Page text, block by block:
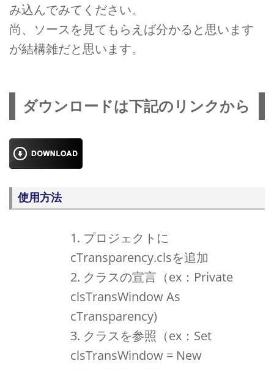
み込んでみてください。
尚、ソースを見てもらえば分かると思います
が結構雑だと思います。
ダウンロードは下記のリンクから
使用方法
プロジェクトに
cTransparency.clsを追加
クラスの宣言（ex：Private
clsTransWindow As
cTransparency)
クラスを参照（ex：Set
clsTransWindow = New